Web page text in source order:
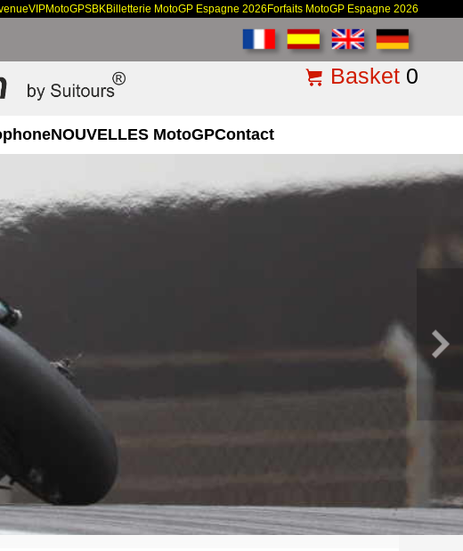
VIPMotoGPSBKBilletterie MotoGP Espagne 2026 Forfaits MotoGP Espagne 2026
Basket 0
NOUVELLES MotoGPContact